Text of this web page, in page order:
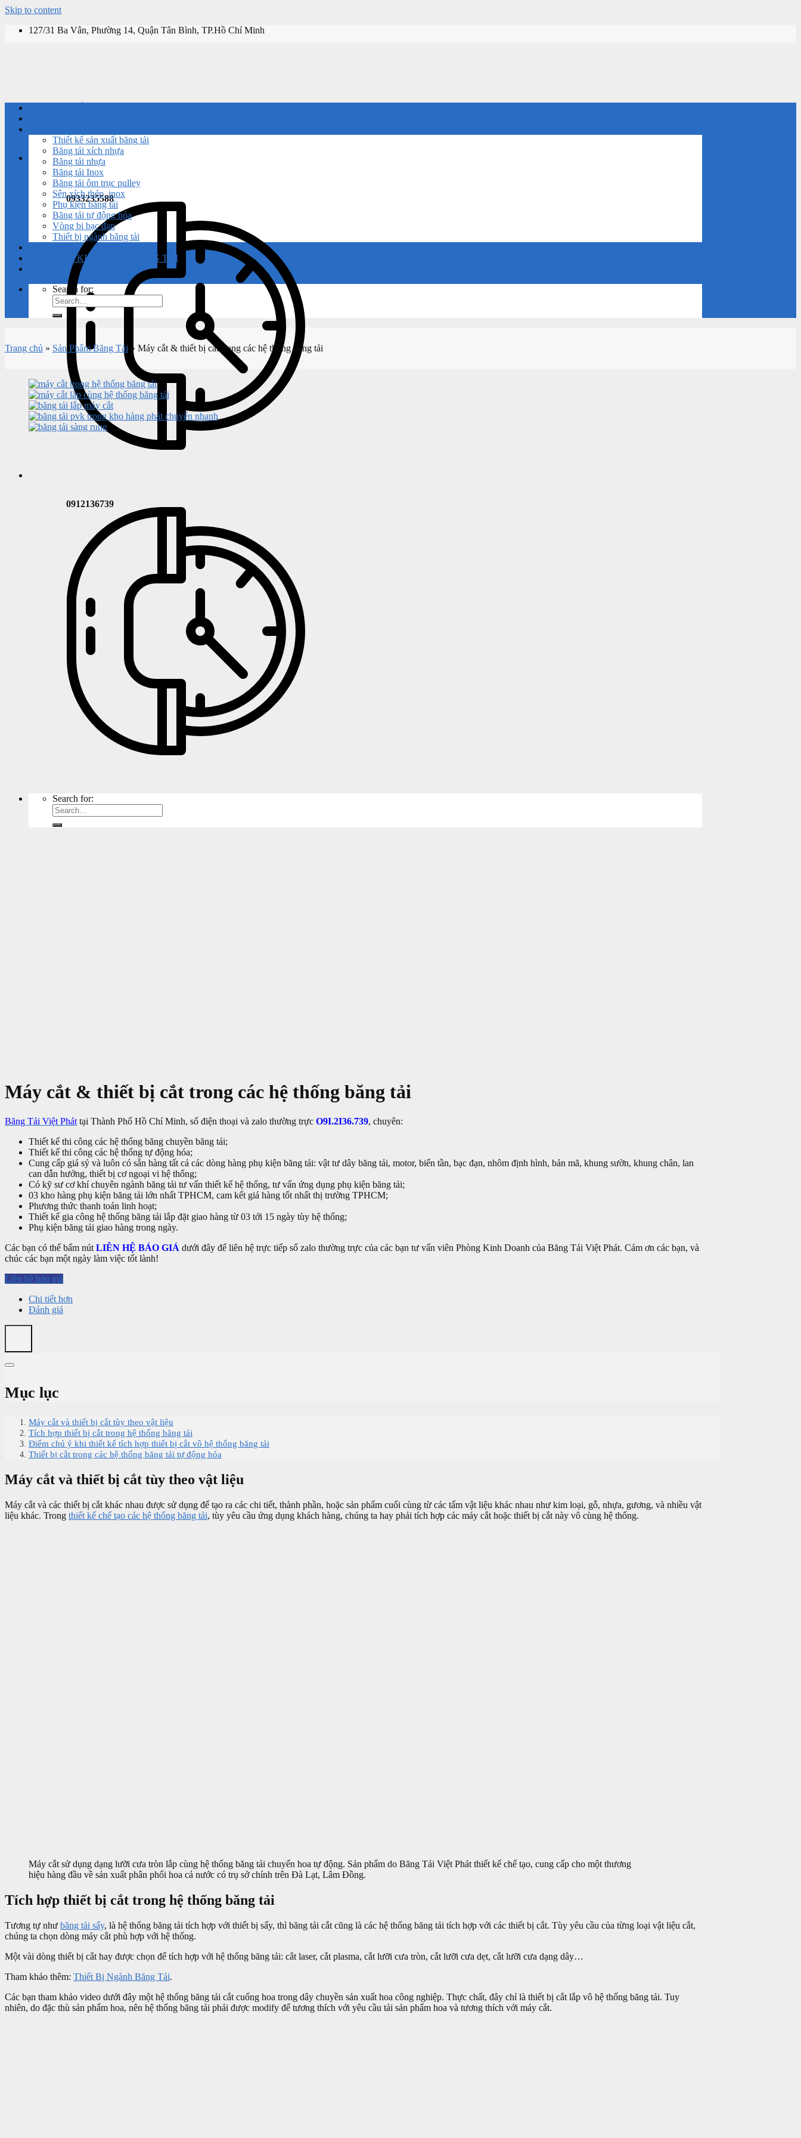
Skip to content
127/31 Ba Vân, Phường 14, Quận Tân Bình, TP.Hồ Chí Minh
0933235588
0912136739
Search for:
Thiết kế sản xuất băng tải
Băng tải xích nhựa
Băng tải nhựa
Băng tải Inox
Băng tải ôm trục pulley
Sên xích thép, inox
Phụ kiện băng tải
Băng tải tự động hóa
Vòng bi bạc đạn
Thiết bị ngành băng tải
THƯ VIỆN KIẾN THỨC BĂNG TẢI
Search for:
Trang chủ » Sản Phẩm Băng Tải » Máy cắt & thiết bị cắt trong các hệ thống băng tải
Máy cắt & thiết bị cắt trong các hệ thống băng tải
Băng Tải Việt Phát tại Thành Phố Hồ Chí Minh, số điện thoại và zalo thường trực O9I.2I36.739, chuyên:
Thiết kế thi công các hệ thống băng chuyền băng tải;
Thiết kế thi công các hệ thống tự động hóa;
Cung cấp giá sỷ và luôn có sẵn hàng tất cả các dòng hàng phụ kiện băng tải: vật tư dây băng tải, motor, biến tần, bạc đạn, nhôm định hình, bản mã, khung sườn, khung chân, lan
can dẫn hướng, thiết bị cơ ngoại vi hệ thống;
Có kỹ sư cơ khí chuyên ngành băng tải tư vấn thiết kế hệ thống, tư vấn ứng dụng phụ kiện băng tải;
03 kho hàng phụ kiện băng tải lớn nhất TPHCM, cam kết giá hàng tốt nhất thị trường TPHCM;
Phương thức thanh toán linh hoạt;
Thiết kế gia công hệ thống băng tải lắp đặt giao hàng từ 03 tới 15 ngày tùy hệ thống;
Phụ kiện băng tải giao hàng trong ngày.
Các bạn có thể bấm nút LIÊN HỆ BÁO GIÁ dưới đây để liên hệ trực tiếp số zalo thường trực của các bạn tư vấn viên Phòng Kinh Doanh của Băng Tải Việt Phát. Cám ơn các bạn, và
chúc các bạn một ngày làm việc tốt lành!
Liên hệ báo giá
Chi tiết hơn
Đánh giá
Mục lục
Máy cắt và thiết bị cắt tùy theo vật liệu
Tích hợp thiết bị cắt trong hệ thống băng tải
Điểm chú ý khi thiết kế tích hợp thiết bị cắt vô hệ thống băng tải
Thiết bị cắt trong các hệ thống băng tải tự động hóa
Máy cắt và thiết bị cắt tùy theo vật liệu
Máy cắt và các thiết bị cắt khác nhau được sử dụng để tạo ra các chi tiết, thành phần, hoặc sản phẩm cuối cùng từ các tấm vật liệu khác nhau như kim loại, gỗ, nhựa, gương, và nhiều vật
liệu khác. Trong thiết kế chế tạo các hệ thống băng tải, tùy yêu cầu ứng dụng khách hàng, chúng ta hay phải tích hợp các máy cắt hoặc thiết bị cắt này vô cùng hệ thống.
Máy cắt sử dụng dạng lưỡi cưa tròn lắp cùng hệ thống băng tải chuyển hoa tự động. Sản phẩm do Băng Tải Việt Phát thiết kế chế tạo, cung cấp cho một thương
hiệu hàng đầu về sản xuất phân phối hoa cả nước có trụ sở chính trên Đà Lạt, Lâm Đồng.
Tích hợp thiết bị cắt trong hệ thống băng tải
Tương tự như băng tải sấy, là hệ thống băng tải tích hợp với thiết bị sấy, thì băng tải cắt cũng là các hệ thống băng tải tích hợp với các thiết bị cắt. Tùy yêu cầu của từng loại vật liệu cắt,
chúng ta chọn dòng máy cắt phù hợp với hệ thống.
Một vài dòng thiết bị cắt hay được chọn để tích hợp với hệ thống băng tải: cắt laser, cắt plasma, cắt lưỡi cưa tròn, cắt lưỡi cưa dẹt, cắt lưỡi cưa dạng dây…
Tham khảo thêm: Thiết Bị Ngành Băng Tải.
Các bạn tham khảo video dưới đây một hệ thống băng tải cắt cuống hoa trong dây chuyền sản xuất hoa công nghiệp. Thực chất, đây chỉ là thiết bị cắt lắp vô hệ thống băng tải. Tuy
nhiên, do đặc thù sản phẩm hoa, nên hệ thống băng tải phải được modify để tương thích với yêu cầu tải sản phẩm hoa và tương thích với máy cắt.